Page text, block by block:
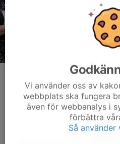
Vi använder oss av
webbplats ska fungera
även för webbanalys i
förbättra
Så använder